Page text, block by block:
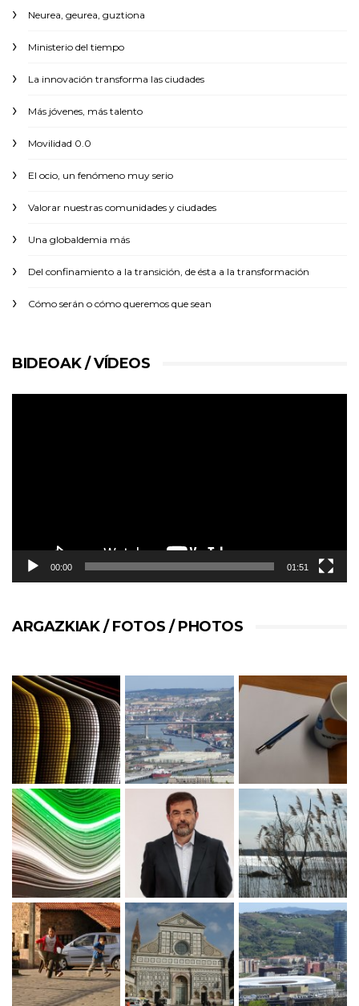
Neurea, geurea, guztiona
Ministerio del tiempo
La innovación transforma las ciudades
Más jóvenes, más talento
Movilidad 0.0
El ocio, un fenómeno muy serio
Valorar nuestras comunidades y ciudades
Una globaldemia más
Del confinamiento a la transición, de ésta a la transformación
Cómo serán o cómo queremos que sean
BIDEOAK / VÍDEOS
00:00 01:51
ARGAZKIAK / FOTOS / PHOTOS